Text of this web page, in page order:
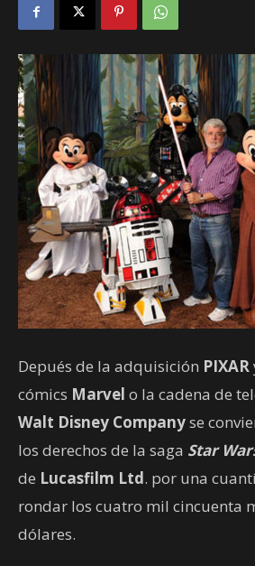
Depués de la adquisición PIXAR
cómics Marvel o la cadena de
Walt Disney Companyse
los derechos de la saga Star
de Lucasfilm Ltd. por una
rondar los cuatro mil cincuenta
dólares.